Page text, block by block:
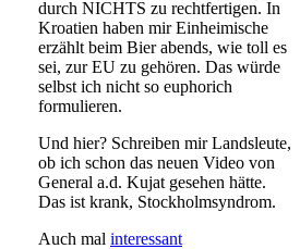
durch NICHTS zu rechtfertigen. In
Kroatien haben mir Einheimische
erzählt beim Bier abends, wie toll es
sei, zur EU zu gehören. Das würde
selbst ich nicht so euphorich
formulieren.
Und hier? Schreiben mir Landsleute,
ob ich schon das neuen Video von
General a.d. Kujat gesehen hätte.
Das ist krank, Stockholmsyndrom.
Auch mal interessant